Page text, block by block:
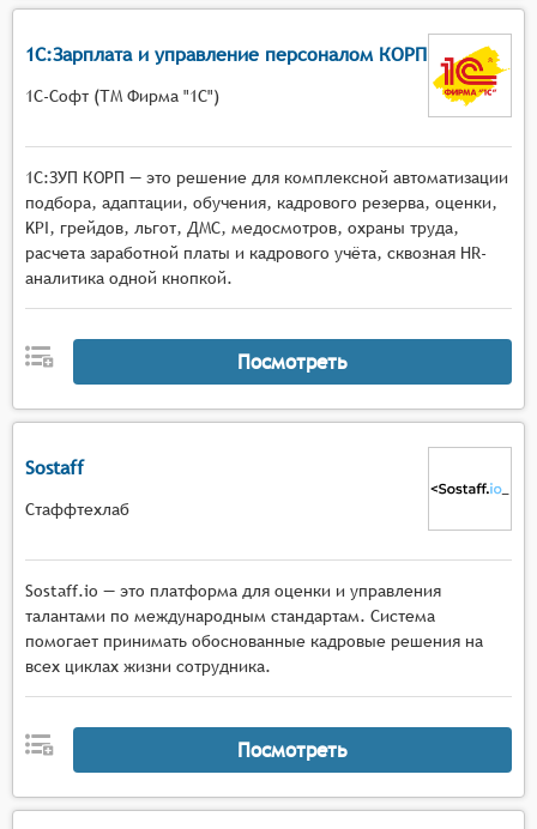
1С:Зарплата и управление персоналом КОРП
1С-Софт (ТМ Фирма "1С")
1С:ЗУП КОРП — это решение для комплексной автоматизации
подбора, адаптации, обучения, кадрового резерва, оценки,
KPI, грейдов, льгот, ДМС, медосмотров, охраны труда,
расчета заработной платы и кадрового учёта, сквозная HR-
аналитика одной кнопкой.
Посмотреть
Sostaff
Стаффтехлаб
Sostaff.io — это платформа для оценки и управления
талантами по международным стандартам. Система
помогает принимать обоснованные кадровые решения на
всех циклах жизни сотрудника.
Посмотреть